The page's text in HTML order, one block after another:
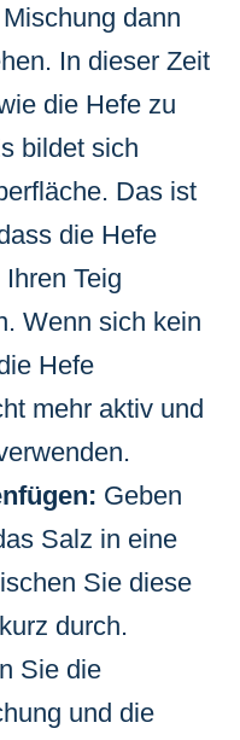
dann
In dieser Zeit
die Hefe zu
bildet sich
Das ist
die Hefe
Teig
Wenn sich kein
Hefe
mehr aktiv und
Geben
Salz in eine
Sie diese
durch.
Sie die
und die